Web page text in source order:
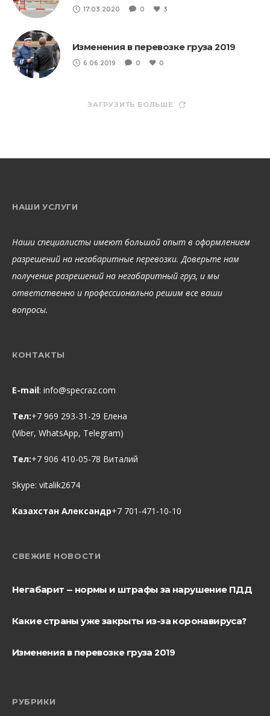
17.03.2020 0 3
Изменения в перевозке груза 2019
6.06.2019 0 0
ЗАГРУЗИТЬ БОЛЬШЕ
НАШИ УСЛУГИ
Наши специалисты имеют большой опыт в оформлением
разрешений на негабаритные перевозки. Доверьте нам
получение разрешений на негабаритный груз, и мы
ответственно и профессионально решим все ваши
вопросы.
КОНТАКТЫ
E-mail: info@specraz.com
Тел:+7 969 293-31-29 Елена
(Viber, WhatsApp, Telegram)
Тел:+7 906 410-05-78 Виталий
Skype: vitalik2674
Казахстан Александр+7 701-471-10-10
СВЕЖИЕ НОВОСТИ
Негабарит — нормы и штрафы за нарушение ПДД
Какие страны уже закрыты из-за коронавируса?
Изменения в перевозке груза 2019
РУБРИКИ